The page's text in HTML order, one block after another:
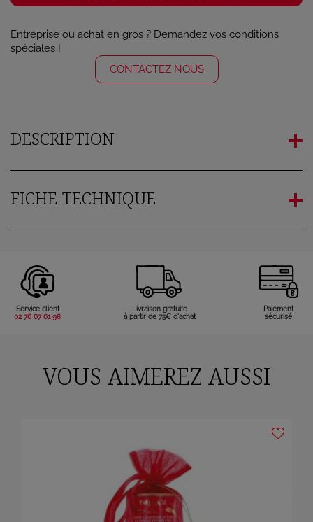
Entreprise ou achat en gros ? Demandez vos conditions
spéciales !
CONTACTEZ NOUS
DESCRIPTION
FICHE TECHNIQUE
Service client
02 76 67 61 98
Livraison gratuite
à partir de 75€ d'achat
Paiement
sécurisé
VOUS AIMEREZ AUSSI